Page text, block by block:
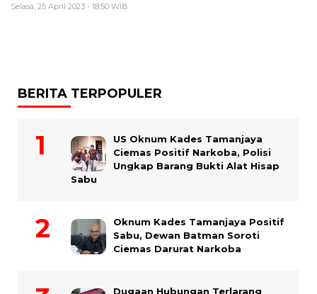
Selasa, 25 April 2023 - 18:50 WIB
BERITA TERPOPULER
US Oknum Kades Tamanjaya
Ciemas Positif Narkoba, Polisi
Ungkap Barang Bukti Alat Hisap
Sabu
Oknum Kades Tamanjaya Positif
Sabu, Dewan Batman Soroti
Ciemas Darurat Narkoba
Dugaan Hubungan Terlarang